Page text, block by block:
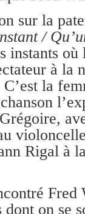
sur la
/
instants
à la
C’est la
Rigal à
dont on se